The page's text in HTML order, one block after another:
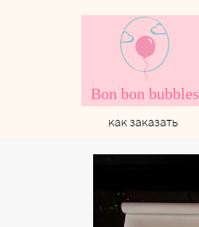
Bon bon bubbles
как заказать